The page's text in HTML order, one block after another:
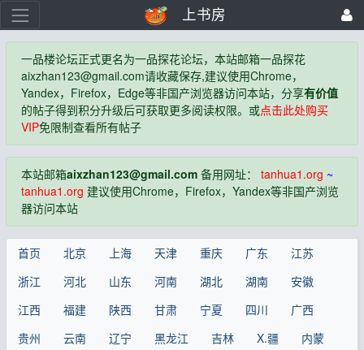
上书房
一品楼论坛正式更名为一品探花论坛，本站邮箱一品探花
aixzhan123@gmail.com请收藏保存,建议使用Chrome，
Yandex，Firefox，Edge等非国产浏览器访问本站，分享有价值
的帖子得到积分升级后可获取更多阅读权限。或点击此处购买
VIP免限制查看所有帖子
本站邮箱aixzhan123@gmail.com备用网址： tanhua1.org ~
tanhua1.org 建议使用Chrome，Firefox，Yandex等非国产浏览
器访问本站
首页 北京 上海 天津 重庆 广东
江苏
浙江
河北 山东 河南 湖北 湖南
安徽
江西
福建 陕西 甘肃 宁夏 四川
广西
贵州
云南 辽宁 黑龙江 吉林 X.疆
内蒙